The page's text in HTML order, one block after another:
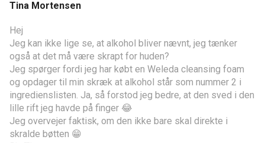
Tina Mortensen
Hej
Jeg kan ikke lige se, at alkohol bliver nævnt, jeg tænker
også at det må være skrapt for huden?
Jeg spørger fordi jeg har købt en Weleda cleansing foam
og opdager til min skræk at alkohol står som nummer 2 i
ingredienslisten. Ja, så forstod jeg bedre, at den sved i den
lille rift jeg havde på finger 😂
Jeg overvejer faktisk, om den ikke bare skal direkte i
skralde bøtten 😁